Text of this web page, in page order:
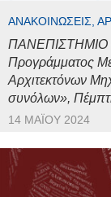
ΑΝΑΚΟΙΝΏΣΕΙΣ,
ΠΑΝΕΠΙΣΤΗΜΙΟ
Προγράμματος
Αρχιτεκτόνων
συνόλων»,
14 ΜΑΪ́ΟΥ 2024